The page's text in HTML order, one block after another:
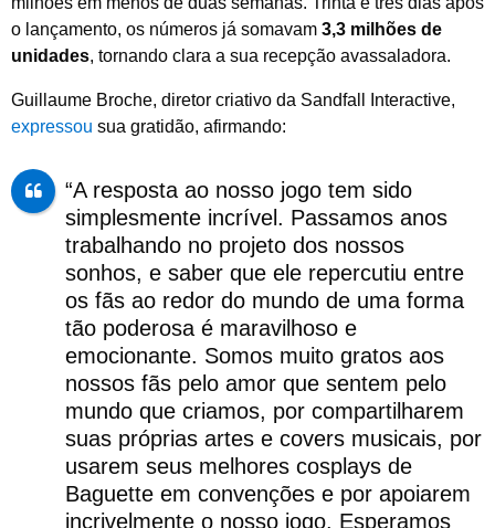
o lançamento, os números já somavam 3,3 milhões de
unidades, tornando clara a sua recepção avassaladora.
Guillaume Broche, diretor criativo da Sandfall Interactive,
expressou sua gratidão, afirmando:
“A resposta ao nosso jogo tem sido
simplesmente incrível. Passamos anos
trabalhando no projeto dos nossos
sonhos, e saber que ele repercutiu entre
os fãs ao redor do mundo de uma forma
tão poderosa é maravilhoso e
emocionante. Somos muito gratos aos
nossos fãs pelo amor que sentem pelo
mundo que criamos, por compartilharem
suas próprias artes e covers musicais, por
usarem seus melhores cosplays de
Baguette em convenções e por apoiarem
incrivelmente o nosso jogo. Esperamos